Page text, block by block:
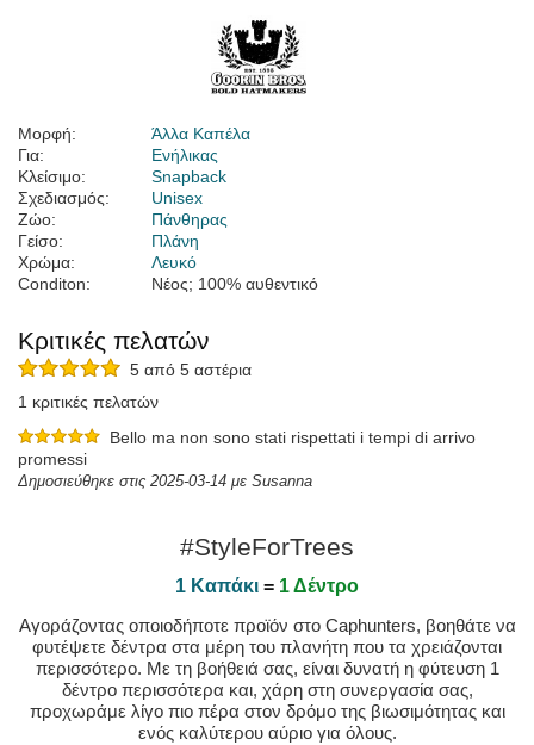
Μορφή:
Άλλα Καπέλα
Για:
Ενήλικας
Κλείσιμο:
Snapback
Σχεδιασμός:
Unisex
Ζώο:
Πάνθηρας
Γείσο:
Πλάνη
Χρώμα:
Λευκό
Conditon:
Νέος; 100% αυθεντικό
Κριτικές πελατών
5 από 5 αστέρια
1 κριτικές πελατών
Bello ma non sono stati rispettati i tempi di arrivo
promessi
Δημοσιεύθηκε στις 2025-03-14 με Susanna
#StyleForTrees
1 Καπάκι = 1 Δέντρο
Αγοράζοντας οποιοδήποτε προϊόν στο Caphunters, βοηθάτε να
φυτέψετε δέντρα στα μέρη του πλανήτη που τα χρειάζονται
περισσότερο. Με τη βοήθειά σας, είναι δυνατή η φύτευση 1
δέντρο περισσότερα και, χάρη στη συνεργασία σας,
προχωράμε λίγο πιο πέρα στον δρόμο της βιωσιμότητας και
ενός καλύτερου αύριο για όλους.